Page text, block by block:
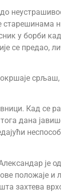
у борби
се предао,
Кад се
дана
је
положаје и
захтева